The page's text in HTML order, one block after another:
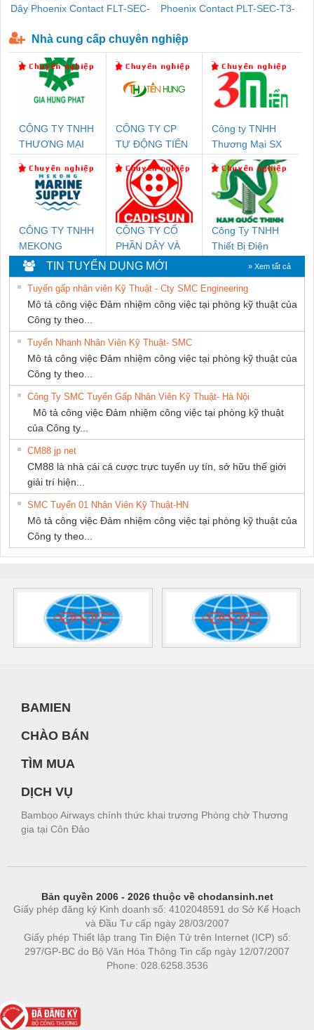
Dây Phoenix Contact FLT-SEC-
Phoenix Contact PLT-SEC-T3-
Nhà cung cấp chuyên nghiệp
CÔNG TY TNHH
THƯƠNG MẠI
THUẬT ĐIỆN CƠ
GIA HƯNG PHÁT
CÔNG TY CP
TỰ ĐỘNG TIẾN
HƯNG
Công ty TNHH
Thương Mại SX
Ba Miền
CÔNG TY TNHH
MEKONG
MARINE SUPPLY
CÔNG TY CỔ
PHẦN DÂY VÀ
CÁP ĐIỆN
THƯỢNG ĐÌNH
Công Ty TNHH
Thiết Bị Điện
Nam Quốc Thịnh
TIN TUYỂN DỤNG MỚI » Xem tất cả
Tuyển gấp nhân viên Kỹ Thuật - Cty SMC Engineering
Mô tả công việc Đảm nhiệm công việc tại phòng kỹ thuật của
Công ty theo...
Tuyển Nhanh Nhân Viên Kỹ Thuật- SMC
Mô tả công việc Đảm nhiệm công việc tại phòng kỹ thuật của
Công ty theo...
Công Ty SMC Tuyển Gấp Nhân Viên Kỹ Thuật- Hà Nội
Mô tả công việc Đảm nhiệm công việc tại phòng kỹ thuật
của Công ty...
CM88 jp net
CM88 là nhà cái cá cược trực tuyến uy tín, sở hữu thế giới
giải trí hiện...
SMC Tuyển 01 Nhân Viên Kỹ Thuật-HN
Mô tả công việc Đảm nhiệm công việc tại phòng kỹ thuật của
Công ty theo...
BAMIEN
CHÀO BÁN
TÌM MUA
DỊCH VỤ
Bamboo Airways chính thức khai trương Phòng chờ Thương
gia tại Côn Đảo
Bản quyền 2006 - 2026 thuộc về chodansinh.net
Giấy phép đăng ký Kinh doanh số: 4102048591 do Sở Kế Hoạch
và Đầu Tư cấp ngày 28/03/2007
Giấy phép Thiết lập trang Tin Điện Tử trên Internet (ICP) số:
297/GP-BC do Bộ Văn Hóa Thông Tin cấp ngày 12/07/2007
Phone: 028.6258.3536